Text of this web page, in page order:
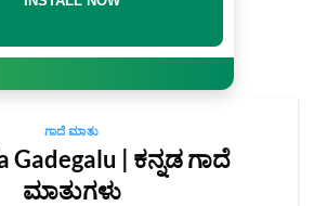
ಗಾದೆ ಮಾತು
Gadegalu | ಕನ್ನಡ ಗಾದೆ
ಮಾತುಗಳು